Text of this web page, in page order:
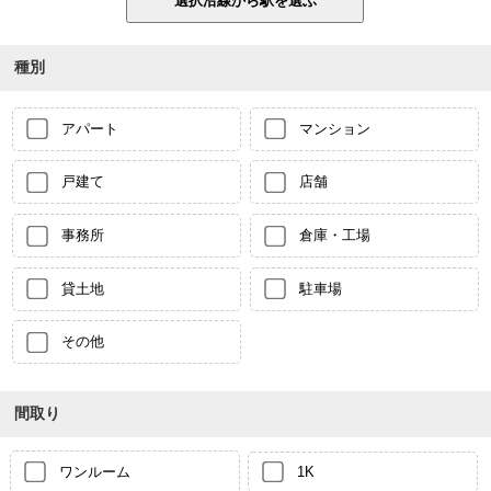
種別
アパート マンション
戸建て 店舗
事務所 倉庫・工場
貸土地 駐車場
その他
間取り
ワンルーム 1K